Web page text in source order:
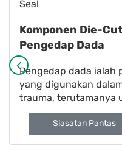
Komponen Die-
Pengedap Dada
Pengedap dada ialah
yang digunakan
trauma, terutamanya
seperti pneumotoraks
Siasatan Pantas